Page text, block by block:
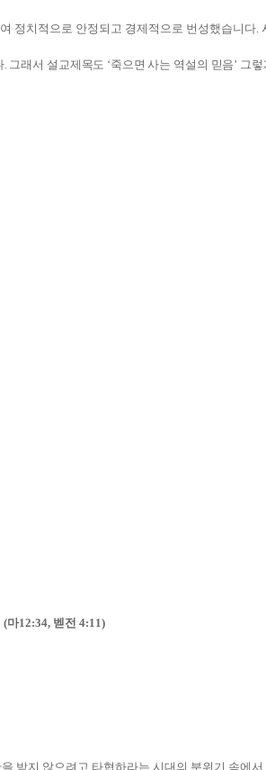
정치적으로 안정되고 경제적으로 번성했습니다.
. 그래서 설교제목도 ‘죽으면 사는 역설의 믿음’ 그렇
(마12:34, 벧전 4:11)
받지 않으려고 타협하라는 시대의 분위기 속에